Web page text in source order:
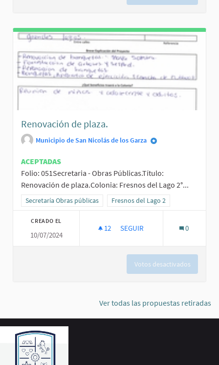
Renovación de plaza.
Municipio de San Nicolás de los Garza
ACEPTADAS
Folio: 051Secretaria - Obras Públicas.Título:
Renovación de plaza.Colonia: Fresnos del Lago 2°...
Resultados al filtrar por la categoría: Secretaría Obras públicas
Secretaría Obras públicas Resultados al filtrar por el ámbito:
Fresnos del Lago 2
CREADO EL
10/07/2024
12 12 SEGUIDORAS
SEGUIR 0
Votos desactivados
Ver todas las propuestas retiradas